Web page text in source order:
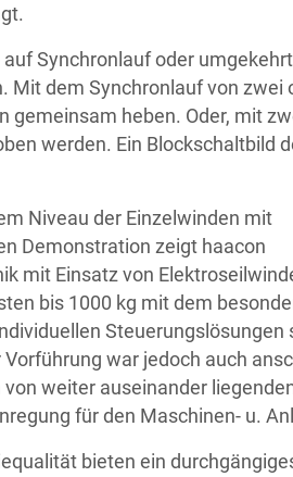
Synchronlauf oder
Mit dem Synchronlauf von zwei
gemeinsam heben. Oder, mit
werden. Ein Blockschaltbild
Niveau der Einzelwinden mit
Demonstration zeigt haacon
mit Einsatz von
bis 1000 kg mit dem
Steuerungslösungen
war jedoch auch
weiter auseinander
für den Maschinen- u.
bieten ein